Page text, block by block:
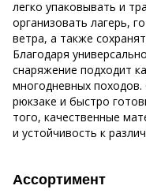
легко упаковывать и
организовать лагерь,
ветра, а также
Благодаря
снаряжение подходит
многодневных
рюкзаке и быстро
того, качественные
и устойчивость к
Ассортимент